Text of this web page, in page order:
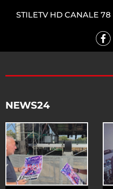
STILETV HD CANALE 78
NEWS24